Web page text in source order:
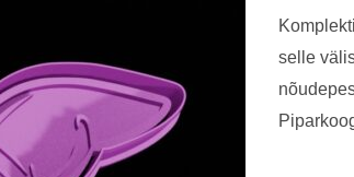
selle